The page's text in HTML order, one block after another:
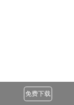
免费下载